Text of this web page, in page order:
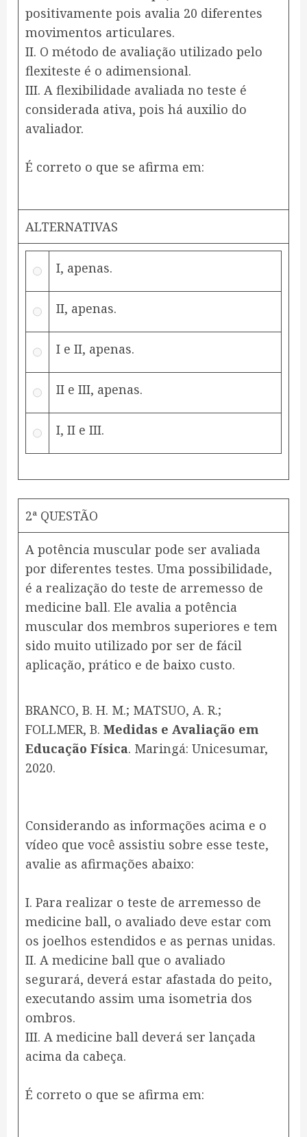
positivamente pois avalia 20 diferentes
movimentos articulares.
II. O método de avaliação utilizado pelo
flexiteste é o adimensional.
III. A flexibilidade avaliada no teste é
considerada ativa, pois há auxilio do
avaliador.
É correto o que se afirma em:
ALTERNATIVAS
I, apenas.
II, apenas.
I e II, apenas.
II e III, apenas.
I, II e III.
2ª QUESTÃO
A potência muscular pode ser avaliada
por diferentes testes. Uma possibilidade,
é a realização do teste de arremesso de
medicine ball. Ele avalia a potência
muscular dos membros superiores e tem
sido muito utilizado por ser de fácil
aplicação, prático e de baixo custo.
BRANCO, B. H. M.; MATSUO, A. R.;
FOLLMER, B. Medidas e Avaliação em
Educação Física. Maringá: Unicesumar,
2020.
Considerando as informações acima e o
vídeo que você assistiu sobre esse teste,
avalie as afirmações abaixo:
I. Para realizar o teste de arremesso de
medicine ball, o avaliado deve estar com
os joelhos estendidos e as pernas unidas.
II. A medicine ball que o avaliado
segurará, deverá estar afastada do peito,
executando assim uma isometria dos
ombros.
III. A medicine ball deverá ser lançada
acima da cabeça.
É correto o que se afirma em: